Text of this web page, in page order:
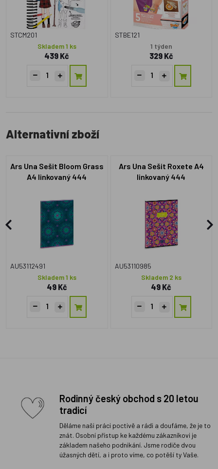
STCM201
Skladem 1 ks
439 Kč
STBE121
1 týden
329 Kč
Alternativní zboží
Ars Una Sešit Bloom Grass
A4 linkovaný 444
AU53112491
Skladem 1 ks
49 Kč
Ars Una Sešit Roxete A4
linkovaný 444
AU53110985
Skladem 2 ks
49 Kč
Rodinný český obchod s 20 letou
tradicí
Děláme naši práci poctivě a rádi a doufáme, že je to
znát. Osobní přístup ke každému zákazníkovi je
základem našeho podnikání. Jsme rodiče dvou
úžasných dětí, a i proto víme, co potěší ty Vaše.